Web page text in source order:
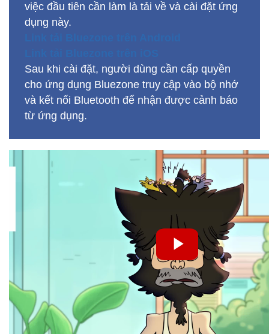
việc đầu tiên cần làm là tải về và cài đặt ứng
dụng này.
Sau khi cài đặt, người dùng cần cấp quyền
cho ứng dụng Bluezone truy cập vào bộ nhớ
và kết nối Bluetooth để nhận được cảnh báo
từ ứng dụng.